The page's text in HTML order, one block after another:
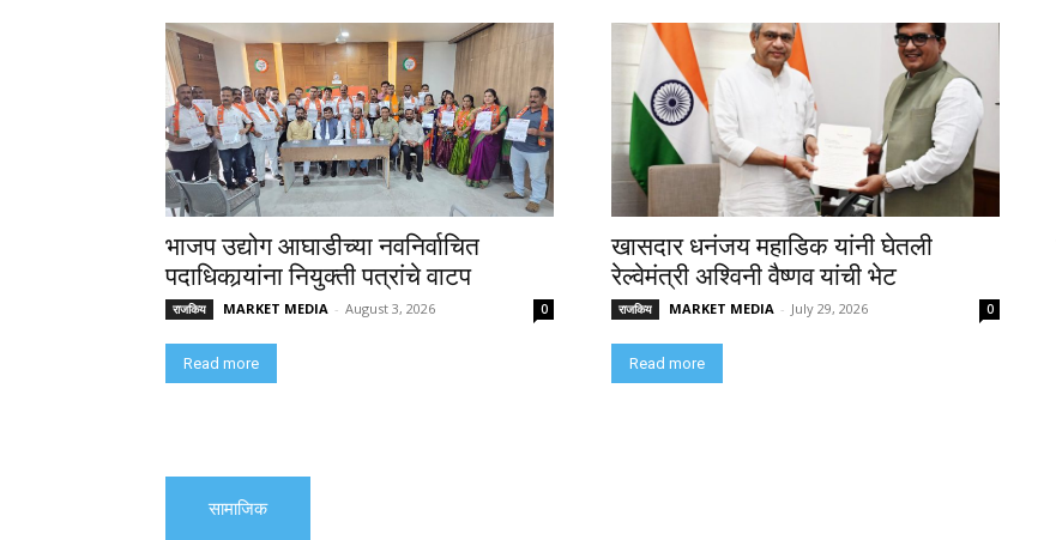
भाजप उद्योग आघाडीच्या नवनिर्वाचित
पदाधिकार्‍यांना नियुक्ती पत्रांचे वाटप
राजकिय MARKET MEDIA - August 3, 2026 0
Read more
खासदार धनंजय महाडिक यांनी घेतली
रेल्वेमंत्री अश्विनी वैष्णव यांची भेट
राजकिय MARKET MEDIA - July 29, 2026 0
Read more
सामाजिक